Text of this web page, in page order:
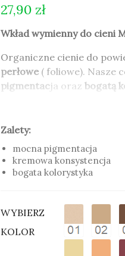
27,90 zł
Wkład wymienny do cieni
Organiczne cienie do
perłowe ( foliowe). Nasze
pigmentacja oraz bogatą
Formuła cieni do powiek
kosmetykom kremowej
cery, rozprowadzają się w
Wkłady wymienne do
opakowanie. Wkłady
odpadów i dbamy o
Zalety:
Zalety:
mocna pigmentacja
kremowa konsystencja
bogata kolorystyka
WYBIERZ
KOLOR